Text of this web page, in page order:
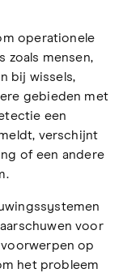
operationele
zoals mensen,
bij wissels,
gebieden met
een
verschijnt
of een andere
voor
op
het probleem